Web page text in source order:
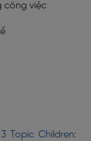
công việc
3 Topic Children: